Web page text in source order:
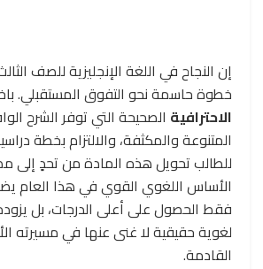
إن النجاح في اللغة الإنجليزية للصف
خطوة حاسمة نحو التفوق المستقبلي.
الاحترافية الصحيحة التي توفر الشرح
المتنوعة والمكثفة، والالتزام بخطة
للطالب تحويل هذه المادة من تحدٍ إلى
الأساس اللغوي القوي في هذا العام
فقط الحصول على أعلى الدرجات، بل
لغوية حقيقية لا غنى عنها في مسيرته
القادمة.